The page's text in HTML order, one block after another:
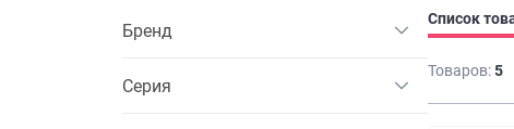
Бренд
Серия
Список
Товаров:5